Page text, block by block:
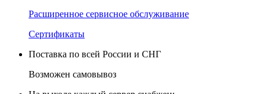
Расширенное сервисное обслуживание
Сертификаты
Поставка по всей России и СНГ
Возможен самовывоз